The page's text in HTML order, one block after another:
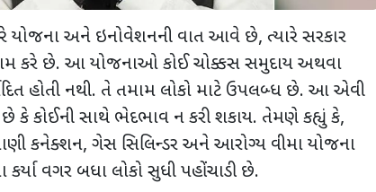
યોજના અને ઇનોવેશનની વાત આવે છે, ત્યારે સરકાર
કરે છે. આ યોજનાઓ કોઈ ચોક્કસ સમુદાય અથવા
હોતી નથી. તે તમામ લોકો માટે ઉપલબ્ધ છે. આ એવી
કે કોઈની સાથે ભેદભાવ ન કરી શકાય. તેમણે કહ્યું કે,
કનેક્શન, ગેસ સિલિન્ડર અને આરોગ્ય વીમા યોજના
વગર બધા લોકો સુધી પહોંચાડી છે.